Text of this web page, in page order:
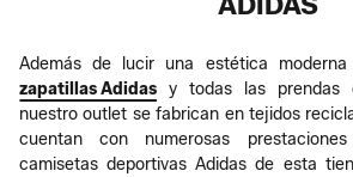
Además de lucir una estética
zapatillas Adidas y todas las prendas
nuestro outlet se fabrican en tejidos
cuentan con numerosas
camisetas deportivas Adidas de esta